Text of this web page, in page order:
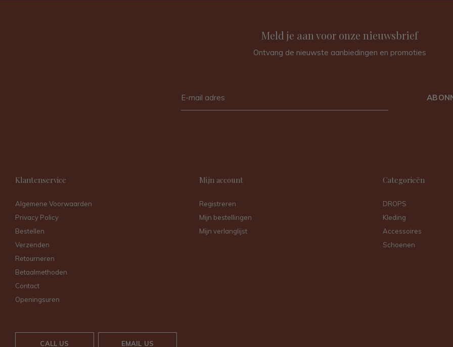
Meld je aan voor onze nieuwsbrief
Ontvang de nieuwste aanbiedingen en promoties
Klantenservice
Algemene Voorwaarden
Privacy Policy
Bestellen
Verzenden
Retourneren
Betaalmethoden
Contact
Openingsuren
Mijn account
Registreren
Mijn bestellingen
Mijn verlanglijst
Categorieën
DROPS
Kleding
Accessoires
Schoenen
CALL US EMAIL US